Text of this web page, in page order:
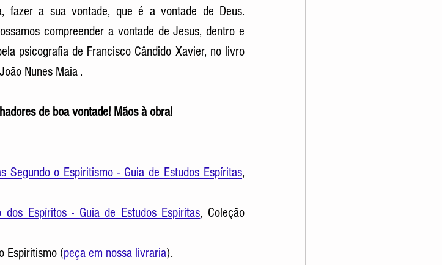
fazer a sua vontade, que é a vontade de Deus.
compreender a vontade de Jesus, dentro e
psicografia de Francisco Cândido Xavier, no livro
Nunes Maia .
de boa vontade! Mãos à obra!
Segundo o Espiritismo - Guia de Estudos Espíritas,
Espíritos - Guia de Estudos Espíritas, Coleção
Espiritismo (peça em nossa livraria).